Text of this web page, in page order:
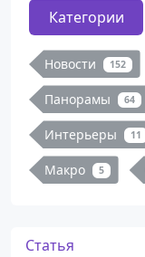
Категории
Новости 152
Панорамы 64
Интерьеры 11
Макро 5
Статья